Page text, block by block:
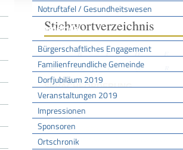
Notruftafel / Gesundheitswesen
Gemeinde
Bürgerschaftliches Engagement
Familienfreundliche Gemeinde
Dorfjubiläum 2019
Veranstaltungen 2019
Impressionen
Sponsoren
Ortschronik
Stichwortverzeichnis
A B C D E
N
O P Q
SPRACHFÖRDERUNG
Leistungen
Sprachförderung Kolibri beantragen